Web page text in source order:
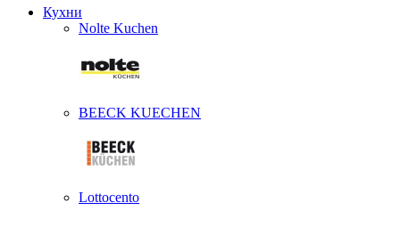
Кухни
Nolte Kuchen
BEECK KUECHEN
Lottocento